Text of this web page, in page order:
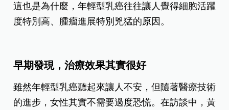
這也是為什麼，年輕型乳癌往往讓人覺得細胞活躍
度特別高、腫瘤進展特別兇猛的原因。
早期發現，治療效果其實很好
雖然年輕型乳癌聽起來讓人不安，但隨著醫療技術
的進步，女性其實不需要過度恐慌。在訪談中，黃